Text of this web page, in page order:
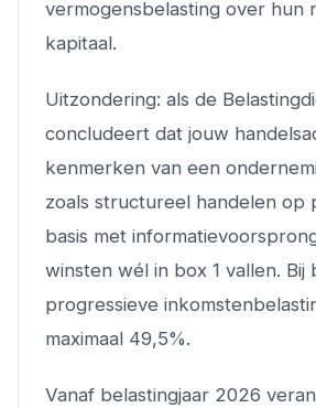
vermogensbelasting over hun
kapitaal.
Uitzondering: als de
concludeert dat jouw
kenmerken van een
zoals structureel handelen op
basis met
winsten wél in box 1 vallen. Bij
progressieve
maximaal 49,5%.
Vanaf belastingjaar 2026